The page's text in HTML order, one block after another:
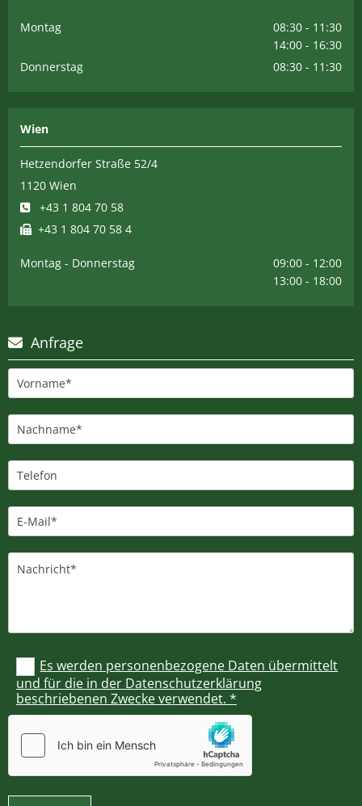
Montag
08:30 - 11:30
14:00 - 16:30
Donnerstag
08:30 - 11:30
Wien
Hetzendorfer Straße 52/4
1120 Wien
 +43 1 804 70 58
 +43 1 804 70 58 4
Montag - Donnerstag
09:00 - 12:00
13:00 - 18:00
 Anfrage
Es werden personenbezogene Daten übermittelt
und für die in der Datenschutzerklärung
beschriebenen Zwecke verwendet. *